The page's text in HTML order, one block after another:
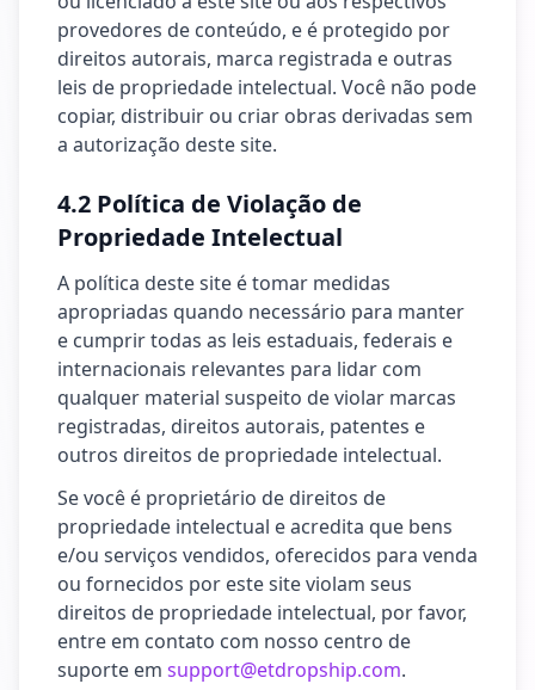
provedores de conteúdo, e é protegido por
direitos autorais, marca registrada e outras
leis de propriedade intelectual. Você não pode
copiar, distribuir ou criar obras derivadas sem
a autorização deste site.
4.2 Política de Violação de
Propriedade Intelectual
A política deste site é tomar medidas
apropriadas quando necessário para manter
e cumprir todas as leis estaduais, federais e
internacionais relevantes para lidar com
qualquer material suspeito de violar marcas
registradas, direitos autorais, patentes e
outros direitos de propriedade intelectual.
Se você é proprietário de direitos de
propriedade intelectual e acredita que bens
e/ou serviços vendidos, oferecidos para venda
ou fornecidos por este site violam seus
direitos de propriedade intelectual, por favor,
entre em contato com nosso centro de
suporte em support@etdropship.com.